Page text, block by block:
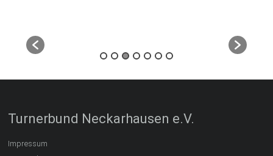
Turnerbund Neckarhausen e.V.
Impressum